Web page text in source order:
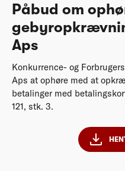
Påbud om
Aps
Konkurrence- og
Aps at ophøre med at
betalinger med
121, stk. 3.